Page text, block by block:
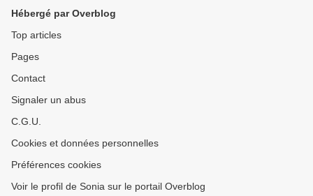
Hébergé par Overblog
Top articles
Pages
Contact
Signaler un abus
C.G.U.
Cookies et données personnelles
Préférences cookies
Voir le profil de Sonia sur le portail Overblog